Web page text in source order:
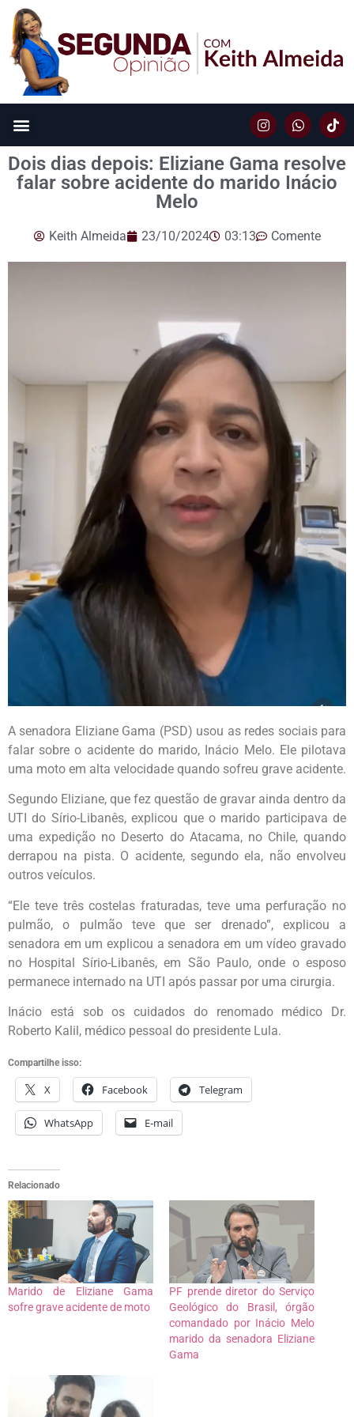
Dois dias depois: Eliziane Gama resolve
falar sobre acidente do marido Inácio
Melo
Keith Almeida 23/10/2024 03:13 Comente
A senadora Eliziane Gama (PSD) usou as redes sociais para
falar sobre o acidente do marido, Inácio Melo. Ele pilotava
uma moto em alta velocidade quando sofreu grave acidente.
Segundo Eliziane, que fez questão de gravar ainda dentro da
UTI do Sírio-Libanês, explicou que o marido participava de
uma expedição no Deserto do Atacama, no Chile, quando
derrapou na pista. O acidente, segundo ela, não envolveu
outros veículos.
“Ele teve três costelas fraturadas, teve uma perfuração no
pulmão, o pulmão teve que ser drenado”, explicou a
senadora em um explicou a senadora em um vídeo gravado
no Hospital Sírio-Libanês, em São Paulo, onde o esposo
permanece internado na UTI após passar por uma cirurgia.
Inácio está sob os cuidados do renomado médico Dr.
Roberto Kalil, médico pessoal do presidente Lula.
Compartilhe isso:
X Facebook Telegram
WhatsApp E-mail
Relacionado
Marido de Eliziane Gama
sofre grave acidente de moto
PF prende diretor do Serviço
Geológico do Brasil, órgão
comandado por Inácio Melo
marido da senadora Eliziane
Gama